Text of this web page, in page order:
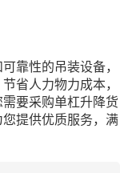
靠性的吊装设备，
省人力物力成本，
要采购单杠升降货
提供优质服务，满